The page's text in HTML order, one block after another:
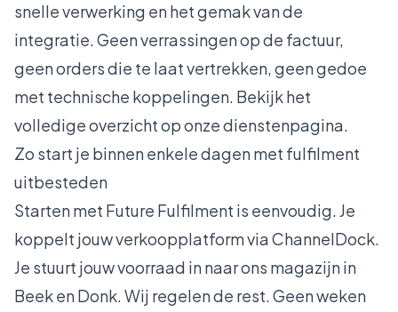
snelle verwerking en het gemak van de
integratie. Geen verrassingen op de factuur,
geen orders die te laat vertrekken, geen gedoe
met technische koppelingen. Bekijk het
volledige overzicht oponze dienstenpagina.
Zo start je binnen enkele dagen met fulfilment
uitbesteden
Starten met Future Fulfilment is eenvoudig. Je
koppelt jouw verkoopplatform via ChannelDock.
Je stuurt jouw voorraad in naar ons magazijn in
Beek en Donk. Wij regelen de rest. Geen weken